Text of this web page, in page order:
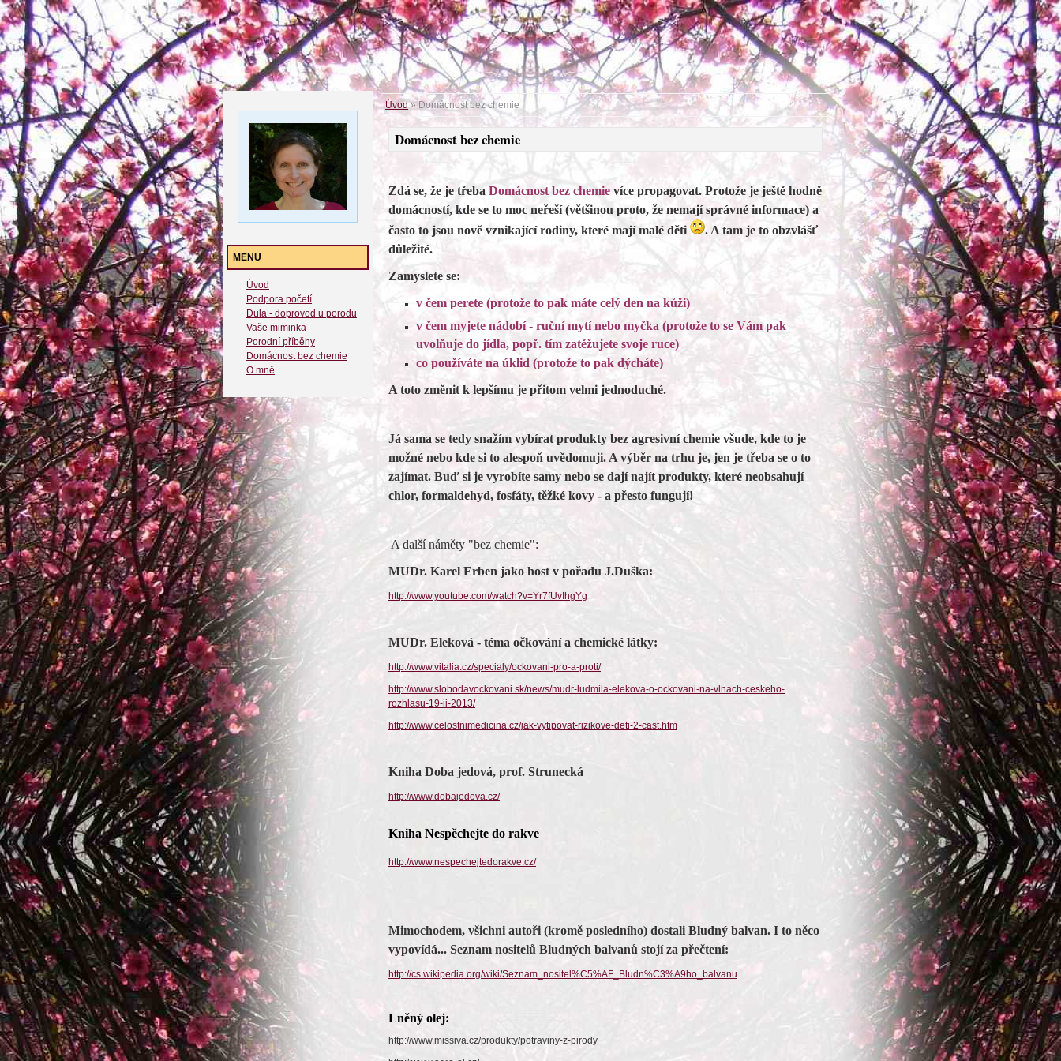
MENU
Úvod
Podpora početí
Dula - doprovod u porodu
Vaše miminka
Porodní příběhy
Domácnost bez chemie
O mně
Úvod»Domácnost bez chemie
Domácnost bez chemie
Zdá se, že je třeba Domácnost bez chemie více propagovat. Protože je ještě hodně
domácností, kde se to moc neřeší (většinou proto, že nemají správné informace) a
často to jsou nově vznikající rodiny, které mají malé děti
. A tam je to obzvlášť
důležité.
Zamyslete se:
v čem perete (protože to pak máte celý den na kůži)
v čem myjete nádobí - ruční mytí nebo myčka (protože to se Vám pak
uvolňuje do jídla, popř. tím zatěžujete svoje ruce)
co používáte na úklid (protože to pak dýcháte)
A toto změnit k lepšímu je přitom velmi jednoduché.
Já sama se tedy snažím vybírat produkty bez agresivní chemie všude, kde to je
možné nebo kde si to alespoň uvědomuji. A výběr na trhu je, jen je třeba se o to
zajímat. Buď si je vyrobíte samy nebo se dají najít produkty, které neobsahují
chlor, formaldehyd, fosfáty, těžké kovy - a přesto fungují!
A další náměty "bez chemie":
MUDr. Karel Erben jako host v pořadu J.Duška:
http://www.youtube.com/watch?v=Yr7fUvIhgYg
MUDr. Eleková - téma očkování a chemické látky:
http://www.vitalia.cz/specialy/ockovani-pro-a-proti/
http://www.slobodavockovani.sk/news/mudr-ludmila-elekova-o-ockovani-na-vlnach-ceskeho-
rozhlasu-19-ii-2013/
http://www.celostnimedicina.cz/jak-vytipovat-rizikove-deti-2-cast.htm
Kniha Doba jedová, prof. Strunecká
http://www.dobajedova.cz/
Kniha Nespěchejte do rakve
http://www.nespechejtedorakve.cz/
Mimochodem, všichni autoři (kromě posledního) dostali Bludný balvan. I to něco
vypovídá... Seznam nositelů Bludných balvanů stojí za přečtení:
http://cs.wikipedia.org/wiki/Seznam_nositel%C5%AF_Bludn%C3%A9ho_balvanu
Lněný olej:
http://www.missiva.cz/produkty/potraviny-z-pirody